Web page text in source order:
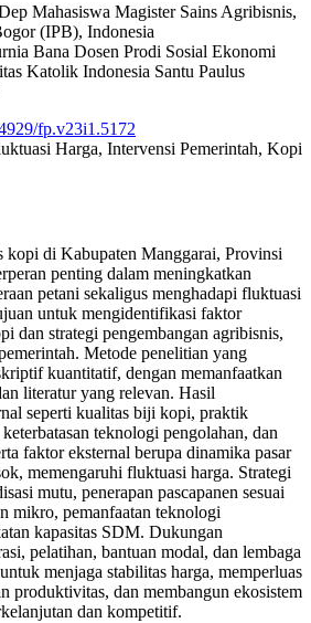
Mahasiswa Magister Sains Agribisnis,
(IPB), Indonesia
Bana Dosen Prodi Sosial Ekonomi
Katolik Indonesia Santu Paulus
fp.v23i1.5172
Harga, Intervensi Pemerintah, Kopi
kopi di Kabupaten Manggarai, Provinsi
penting dalam meningkatkan
petani sekaligus menghadapi fluktuasi
untuk mengidentifikasi faktor
dan strategi pengembangan agribisnis,
Metode penelitian yang
kuantitatif, dengan memanfaatkan
literatur yang relevan. Hasil
seperti kualitas biji kopi, praktik
teknologi pengolahan, dan
faktor eksternal berupa dinamika pasar
memengaruhi fluktuasi harga. Strategi
mutu, penerapan pascapanen sesuai
mikro, pemanfaatan teknologi
kapasitas SDM. Dukungan
pelatihan, bantuan modal, dan lembaga
menjaga stabilitas harga, memperluas
produktivitas, dan membangun ekosistem
dan kompetitif.